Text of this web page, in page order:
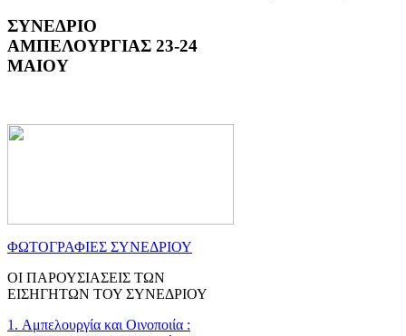
ΣΥΝΕΔΡΙΟ
ΑΜΠΕΛΟΥΡΓΙΑΣ 23-24
ΜΑΙΟΥ
ΦΩΤΟΓΡΑΦΙΕΣ ΣΥΝΕΔΡΙΟΥ
ΟΙ ΠΑΡΟΥΣΙΑΣΕΙΣ ΤΩΝ
ΕΙΣΗΓΗΤΩΝ ΤΟΥ ΣΥΝΕΔΡΙΟΥ
1. Αμπελουργία και Οινοποιία :